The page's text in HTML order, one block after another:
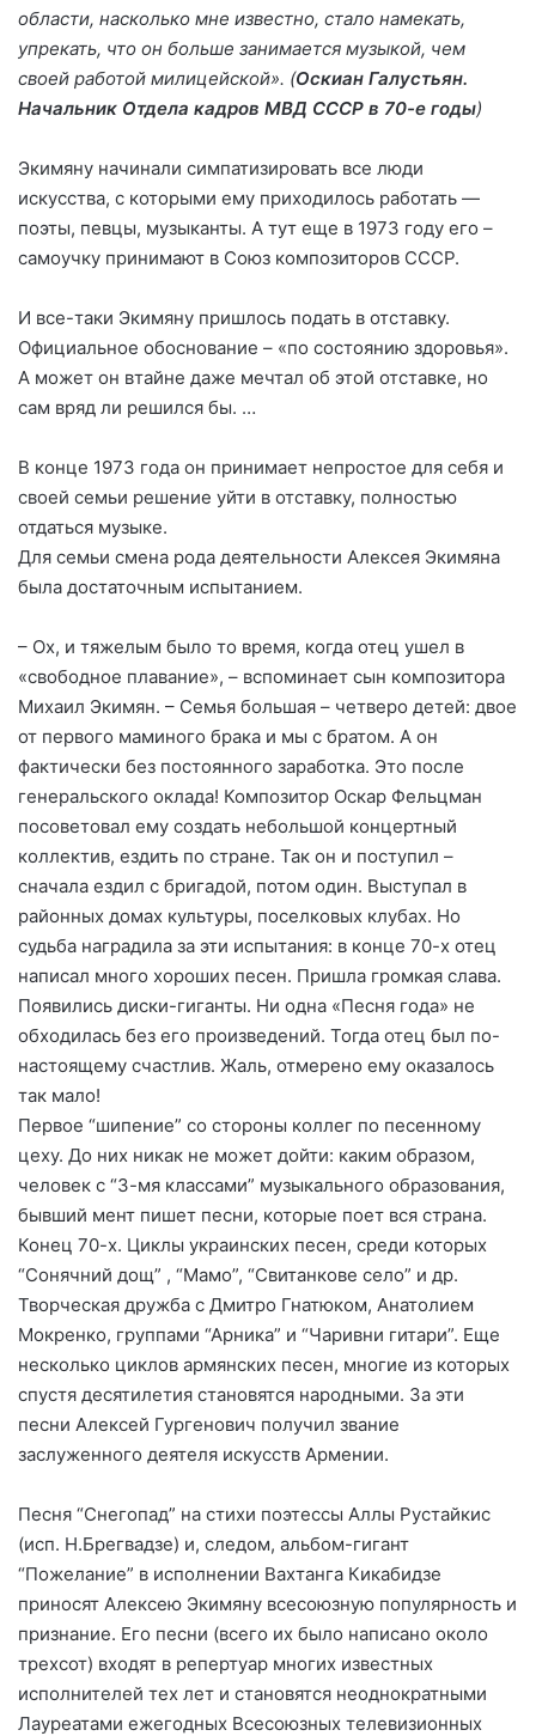
области, насколько мне известно, стало намекать,
упрекать, что он больше занимается музыкой, чем
своей работой милицейской». (Оскиан Галустьян.
Начальник Отдела кадров МВД СССР в 70-е годы)
Экимяну начинали симпатизировать все люди
искусства, с которыми ему приходилось работать —
поэты, певцы, музыканты. А тут еще в 1973 году его –
самоучку принимают в Союз композиторов СССР.
И все-таки Экимяну пришлось подать в отставку.
Официальное обоснование – «по состоянию здоровья».
А может он втайне даже мечтал об этой отставке, но
сам вряд ли решился бы. …
В конце 1973 года он принимает непростое для себя и
своей семьи решение уйти в отставку, полностью
отдаться музыке.
Для семьи смена рода деятельности Алексея Экимяна
была достаточным испытанием.
– Ох, и тяжелым было то время, когда отец ушел в
«свободное плавание», – вспоминает сын композитора
Михаил Экимян. – Семья большая – четверо детей: двое
от первого маминого брака и мы с братом. А он
фактически без постоянного заработка. Это после
генеральского оклада! Композитор Оскар Фельцман
посоветовал ему создать небольшой концертный
коллектив, ездить по стране. Так он и поступил –
сначала ездил с бригадой, потом один. Выступал в
районных домах культуры, поселковых клубах. Но
судьба наградила за эти испытания: в конце 70-х отец
написал много хороших песен. Пришла громкая слава.
Появились диски-гиганты. Ни одна «Песня года» не
обходилась без его произведений. Тогда отец был по-
настоящему счастлив. Жаль, отмерено ему оказалось
так мало!
Первое “шипение” со стороны коллег по песенному
цеху. До них никак не может дойти: каким образом,
человек с “3-мя классами” музыкального образования,
бывший мент пишет песни, которые поет вся страна.
Конец 70-х. Циклы украинских песен, среди которых
“Сонячний дощ” , “Мамо”, “Свитанкове село” и др.
Творческая дружба с Дмитро Гнатюком, Анатолием
Мокренко, группами “Арника” и “Чаривни гитари”. Еще
несколько циклов армянских песен, многие из которых
спустя десятилетия становятся народными. За эти
песни Алексей Гургенович получил звание
заслуженного деятеля искусств Армении.
Песня “Снегопад” на стихи поэтессы Аллы Рустайкис
(исп. Н.Брегвадзе) и, следом, альбом-гигант
“Пожелание” в исполнении Вахтанга Кикабидзе
приносят Алексею Экимяну всесоюзную популярность и
признание. Его песни (всего их было написано около
трехсот) входят в репертуар многих известных
исполнителей тех лет и становятся неоднократными
Лауреатами ежегодных Всесоюзных телевизионных